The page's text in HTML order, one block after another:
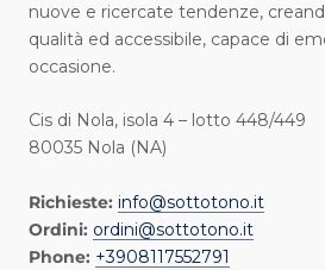
nuove e ricercate tendenze,
qualità ed accessibile, capace di
occasione.
Cis di Nola, isola 4 – lotto 448/449
80035 Nola (NA)
Richieste: info@sottotono.it
Ordini: ordini@sottotono.it
Phone: +3908117552791